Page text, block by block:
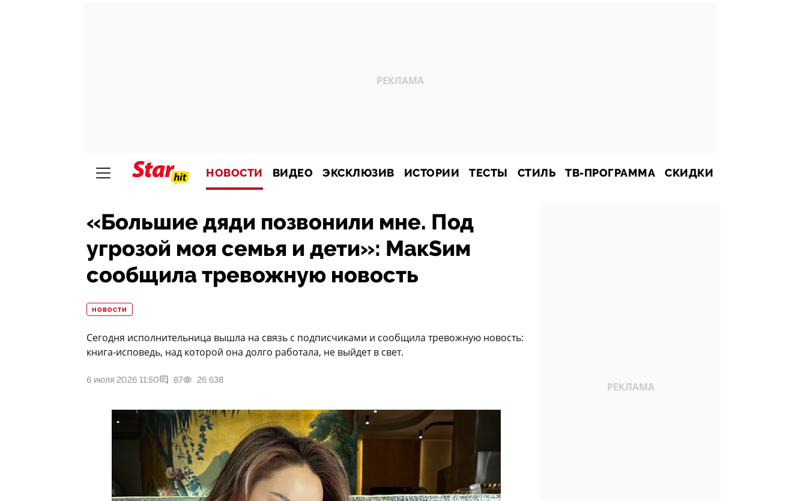
НОВОСТИ ВИДЕО ЭКСКЛЮЗИВ ИСТОРИИ ТЕСТЫ СТИЛЬ ТВ-ПРОГРАММА СКИДКИ
«Большие дяди позвонили мне. Под
угрозой моя семья и дети»: МакSим
сообщила тревожную новость
НОВОСТИ
Сегодня исполнительница вышла на связь с подписчиками и сообщила тревожную новость:
книга-исповедь, над которой она долго работала, не выйдет в свет.
6 июля 2026 11:50 87 26 638